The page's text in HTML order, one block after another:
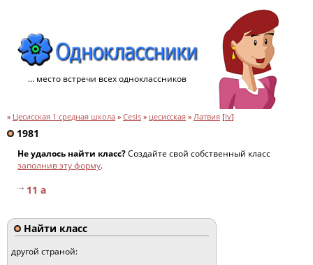
... место встречи всех одноклассников
» Цесисская 1 средная школа » Cesis » цесисская » Латвия [lv]
1981
Не удалось найти класс?Создайте свой собственный класс
заполнив эту форму.
11 а
Найти класс
другой страной: